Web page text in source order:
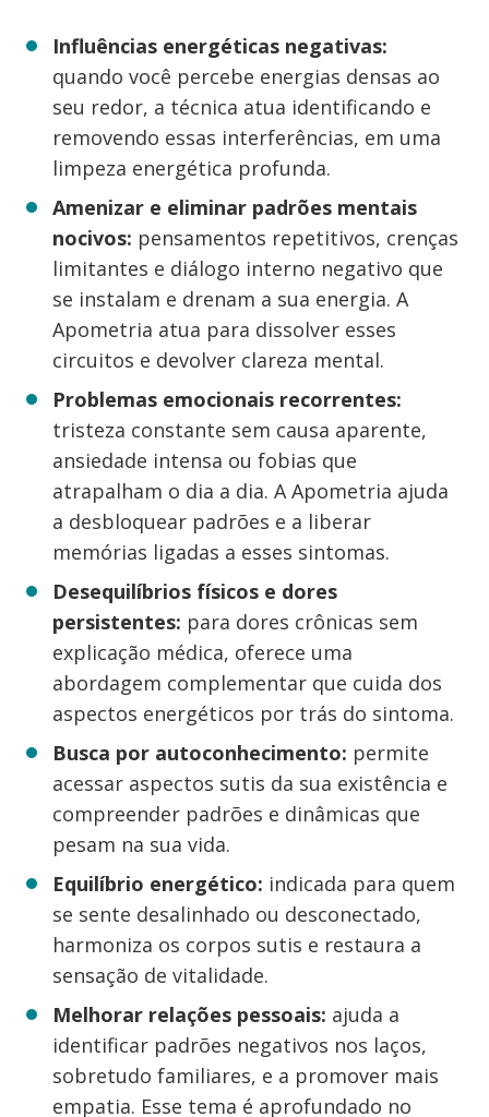
Influências energéticas negativas:
quando você percebe energias densas ao
seu redor, a técnica atua identificando e
removendo essas interferências, em uma
limpeza energética profunda.
Amenizar e eliminar padrões mentais
nocivos: pensamentos repetitivos, crenças
limitantes e diálogo interno negativo que
se instalam e drenam a sua energia. A
Apometria atua para dissolver esses
circuitos e devolver clareza mental.
Problemas emocionais recorrentes:
tristeza constante sem causa aparente,
ansiedade intensa ou fobias que
atrapalham o dia a dia. A Apometria ajuda
a desbloquear padrões e a liberar
memórias ligadas a esses sintomas.
Desequilíbrios físicos e dores
persistentes: para dores crônicas sem
explicação médica, oferece uma
abordagem complementar que cuida dos
aspectos energéticos por trás do sintoma.
Busca por autoconhecimento: permite
acessar aspectos sutis da sua existência e
compreender padrões e dinâmicas que
pesam na sua vida.
Equilíbrio energético: indicada para quem
se sente desalinhado ou desconectado,
harmoniza os corpos sutis e restaura a
sensação de vitalidade.
Melhorar relações pessoais: ajuda a
identificar padrões negativos nos laços,
sobretudo familiares, e a promover mais
empatia. Esse tema é aprofundado no